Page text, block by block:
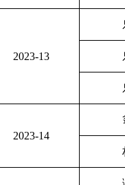
2023-13
2023-14